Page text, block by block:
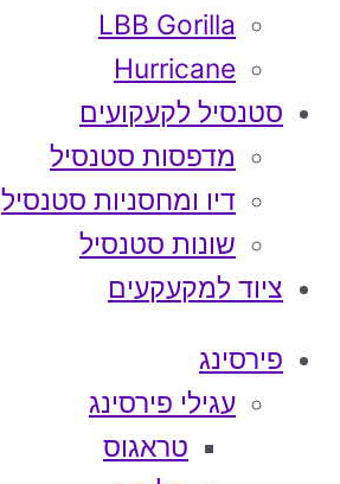
LBB Gorilla
Hurricane
סטנסיל לקעקועים
מדפסות סטנסיל
דיו ומחסניות סטנסיל
שונות סטנסיל
ציוד למקעקעים
פירסינג
עגילי פירסינג
טראגוס